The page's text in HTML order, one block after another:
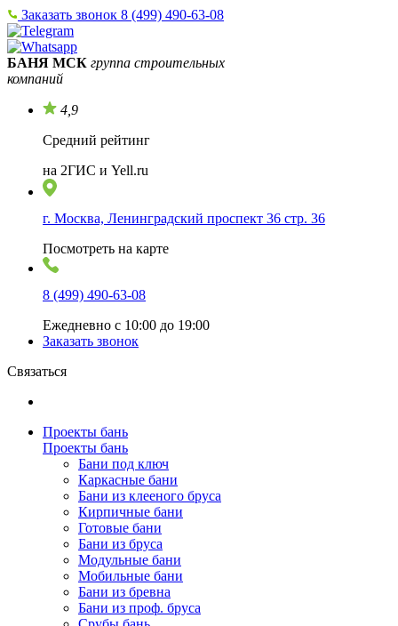
Заказать звонок 8 (499) 490-63-08
БАНЯ МСК группа строительных
компаний
4,9
Средний рейтинг
на 2ГИС и Yell.ru
г. Москва, Ленинградский проспект 36 стр. 36
Посмотреть на карте
8 (499) 490-63-08
Ежедневно с 10:00 до 19:00
Заказать звонок
Связаться
Проекты бань
Проекты бань
Бани под ключ
Каркасные бани
Бани из клееного бруса
Кирпичные бани
Готовые бани
Бани из бруса
Модульные бани
Мобильные бани
Бани из бревна
Бани из проф. бруса